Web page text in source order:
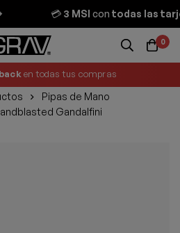
💳3 MSIcontodas las
0
en todas tus compras
Pipas de Mano
Gandalfini